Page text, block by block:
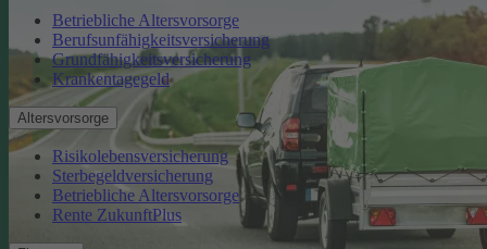
Betriebliche Altersvorsorge
Berufsunfähigkeitsversicherung
Grundfähigkeitsversicherung
Krankentagegeld
Altersvorsorge
Risikolebensversicherung
Sterbegeldversicherung
Betriebliche Altersvorsorge
Rente ZukunftPlus